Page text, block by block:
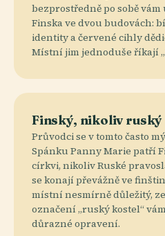
bezprostředně po sobě
Finska ve dvou budovách:
identity a červené cihly
Místní jim jednoduše říkají
Finský, nikoliv ruský
Průvodci se v tomto často
Spánku Panny Marie patří
církvi, nikoliv Ruské
se konají převážně ve
místní nesmírně důležitý,
označení „ruský kostel“
důrazné opravení.